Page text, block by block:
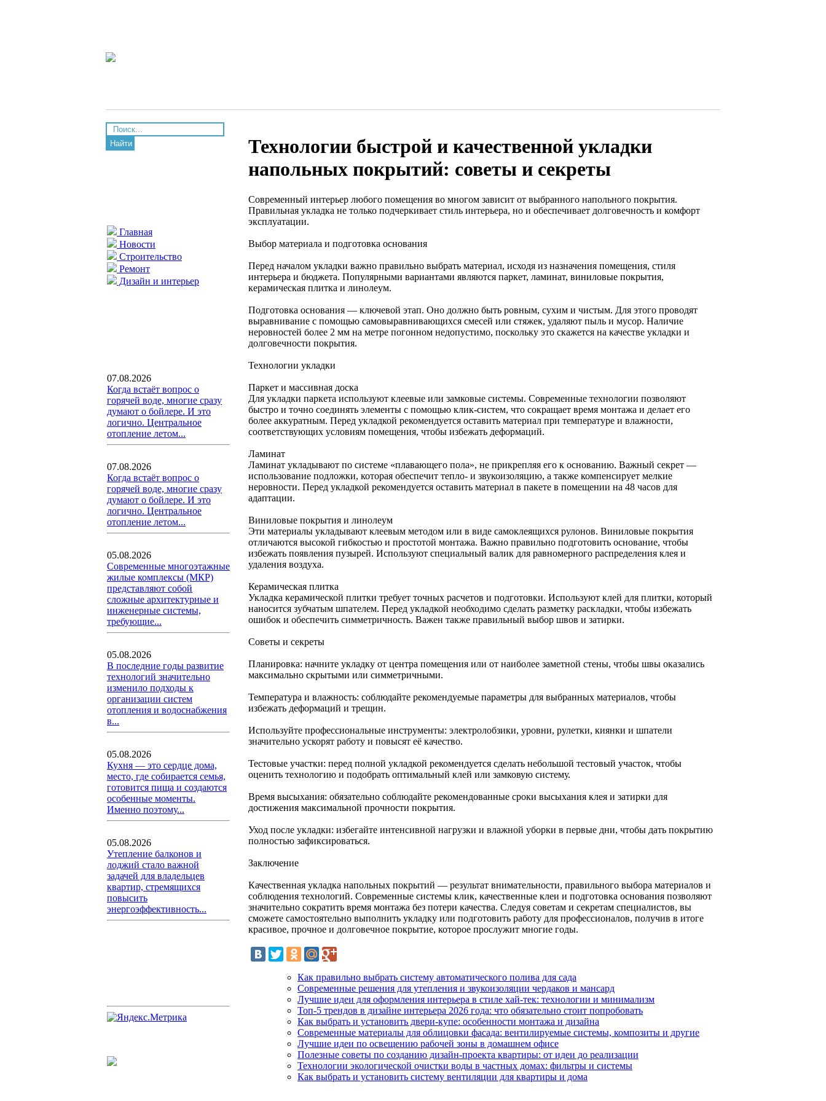
Найти
Главная
Новости
Строительство
Ремонт
Дизайн и интерьер
07.08.2026
Когда встаёт вопрос о
горячей воде, многие сразу
думают о бойлере. И это
логично. Центральное
отопление летом...
07.08.2026
Когда встаёт вопрос о
горячей воде, многие сразу
думают о бойлере. И это
логично. Центральное
отопление летом...
05.08.2026
Современные многоэтажные
жилые комплексы (МКР)
представляют собой
сложные архитектурные и
инженерные системы,
требующие...
05.08.2026
В последние годы развитие
технологий значительно
изменило подходы к
организации систем
отопления и водоснабжения
в...
05.08.2026
Кухня — это сердце дома,
место, где собирается семья,
готовится пища и создаются
особенные моменты.
Именно поэтому...
05.08.2026
Утепление балконов и
лоджий стало важной
задачей для владельцев
квартир, стремящихся
повысить
энергоэффективность...
Технологии быстрой и качественной укладки
напольных покрытий: советы и секреты
Современный интерьер любого помещения во многом зависит от выбранного напольного покрытия.
Правильная укладка не только подчеркивает стиль интерьера, но и обеспечивает долговечность и комфорт
эксплуатации.
Выбор материала и подготовка основания
Перед началом укладки важно правильно выбрать материал, исходя из назначения помещения, стиля
интерьера и бюджета. Популярными вариантами являются паркет, ламинат, виниловые покрытия,
керамическая плитка и линолеум.
Подготовка основания — ключевой этап. Оно должно быть ровным, сухим и чистым. Для этого проводят
выравнивание с помощью самовыравнивающихся смесей или стяжек, удаляют пыль и мусор. Наличие
неровностей более 2 мм на метре погонном недопустимо, поскольку это скажется на качестве укладки и
долговечности покрытия.
Технологии укладки
Паркет и массивная доска
Для укладки паркета используют клеевые или замковые системы. Современные технологии позволяют
быстро и точно соединять элементы с помощью клик-систем, что сокращает время монтажа и делает его
более аккуратным. Перед укладкой рекомендуется оставить материал при температуре и влажности,
соответствующих условиям помещения, чтобы избежать деформаций.
Ламинат
Ламинат укладывают по системе «плавающего пола», не прикрепляя его к основанию. Важный секрет —
использование подложки, которая обеспечит тепло- и звукоизоляцию, а также компенсирует мелкие
неровности. Перед укладкой рекомендуется оставить материал в пакете в помещении на 48 часов для
адаптации.
Виниловые покрытия и линолеум
Эти материалы укладывают клеевым методом или в виде самоклеящихся рулонов. Виниловые покрытия
отличаются высокой гибкостью и простотой монтажа. Важно правильно подготовить основание, чтобы
избежать появления пузырей. Используют специальный валик для равномерного распределения клея и
удаления воздуха.
Керамическая плитка
Укладка керамической плитки требует точных расчетов и подготовки. Используют клей для плитки, который
наносится зубчатым шпателем. Перед укладкой необходимо сделать разметку раскладки, чтобы избежать
ошибок и обеспечить симметричность. Важен также правильный выбор швов и затирки.
Советы и секреты
Планировка: начните укладку от центра помещения или от наиболее заметной стены, чтобы швы оказались
максимально скрытыми или симметричными.
Температура и влажность: соблюдайте рекомендуемые параметры для выбранных материалов, чтобы
избежать деформаций и трещин.
Используйте профессиональные инструменты: электролобзики, уровни, рулетки, киянки и шпатели
значительно ускорят работу и повысят её качество.
Тестовые участки: перед полной укладкой рекомендуется сделать небольшой тестовый участок, чтобы
оценить технологию и подобрать оптимальный клей или замковую систему.
Время высыхания: обязательно соблюдайте рекомендованные сроки высыхания клея и затирки для
достижения максимальной прочности покрытия.
Уход после укладки: избегайте интенсивной нагрузки и влажной уборки в первые дни, чтобы дать покрытию
полностью зафиксироваться.
Заключение
Качественная укладка напольных покрытий — результат внимательности, правильного выбора материалов и
соблюдения технологий. Современные системы клик, качественные клеи и подготовка основания позволяют
значительно сократить время монтажа без потери качества. Следуя советам и секретам специалистов, вы
сможете самостоятельно выполнить укладку или подготовить работу для профессионалов, получив в итоге
красивое, прочное и долговечное покрытие, которое прослужит многие годы.
Как правильно выбрать систему автоматического полива для сада
Современные решения для утепления и звукоизоляции чердаков и мансард
Лучшие идеи для оформления интерьера в стиле хай-тек: технологии и минимализм
Топ-5 трендов в дизайне интерьера 2026 года: что обязательно стоит попробовать
Как выбрать и установить двери-купе: особенности монтажа и дизайна
Современные материалы для облицовки фасада: вентилируемые системы, композиты и другие
Лучшие идеи по освещению рабочей зоны в домашнем офисе
Полезные советы по созданию дизайн-проекта квартиры: от идеи до реализации
Технологии экологической очистки воды в частных домах: фильтры и системы
Как выбрать и установить систему вентиляции для квартиры и дома